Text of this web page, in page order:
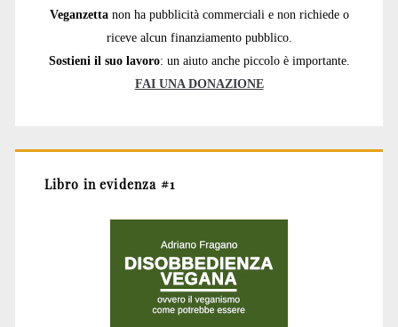
Veganzetta non ha pubblicità commerciali e non richiede o
riceve alcun finanziamento pubblico.
Sostieni il suo lavoro: un aiuto anche piccolo è importante.
FAI UNA DONAZIONE
Libro in evidenza #1